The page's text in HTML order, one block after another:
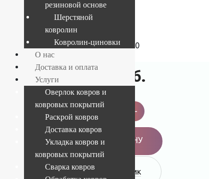
Текущий размер:
Артикул:
SP46111218220439140
руб.
-
"Витебск"
пок.
прош.
с
печ.
pис.
12С25-
ВИ
p1548_a6r
43,
+
В КОРЗИНУ
Купить в 1 клик
резиновой основе
Шерстяной
ковролин
Ковролин-циновки
О нас
Доставка и оплата
Услуги
Оверлок ковров и
ковровых покрытий
Раскрой ковров
Доставка ковров
Укладка ковров и
ковровых покрытий
Сварка ковров